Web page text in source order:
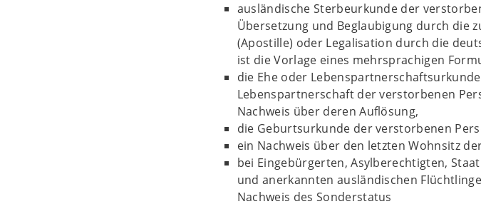
ausländische Sterbeurkunde der
Übersetzung und Beglaubigung durch die
(Apostille) oder Legalisation durch die
ist die Vorlage eines mehrsprachigen
die Ehe oder
Lebenspartnerschaft der verstorbenen
Nachweis über deren Auflösung,
die Geburtsurkunde der verstorbenen
ein Nachweis über den letzten Wohnsitz
bei Eingebürgerten, Asylberechtigten,
und anerkannten ausländischen
Nachweis des Sonderstatus